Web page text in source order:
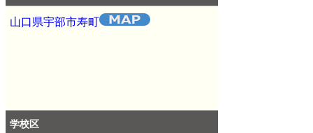
山口県宇部市寿町
学校区